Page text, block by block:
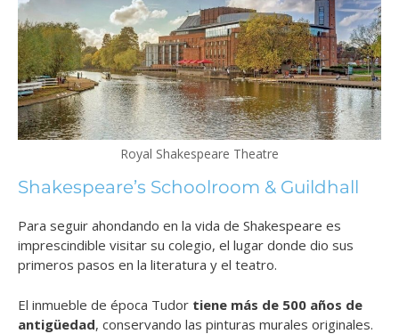
Royal Shakespeare Theatre
Shakespeare’s Schoolroom & Guildhall
Para seguir ahondando en la vida de Shakespeare es
imprescindible visitar su colegio, el lugar donde dio sus
primeros pasos en la literatura y el teatro.
El inmueble de época Tudor tiene más de 500 años de
antigüedad, conservando las pinturas murales originales.